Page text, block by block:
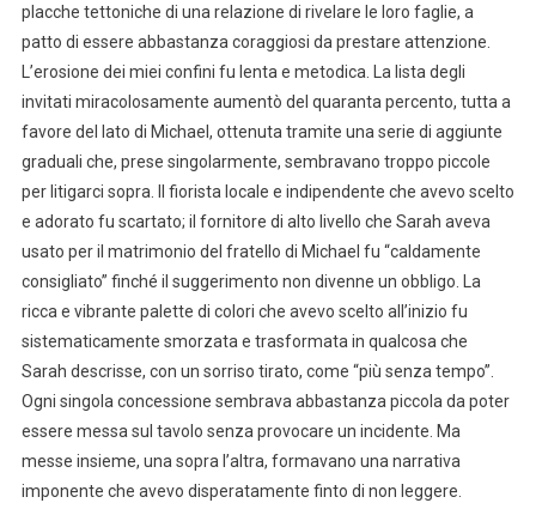
placche tettoniche di una relazione di rivelare le loro faglie, a
patto di essere abbastanza coraggiosi da prestare attenzione.
L’erosione dei miei confini fu lenta e metodica. La lista degli
invitati miracolosamente aumentò del quaranta percento, tutta a
favore del lato di Michael, ottenuta tramite una serie di aggiunte
graduali che, prese singolarmente, sembravano troppo piccole
per litigarci sopra. Il fiorista locale e indipendente che avevo scelto
e adorato fu scartato; il fornitore di alto livello che Sarah aveva
usato per il matrimonio del fratello di Michael fu “caldamente
consigliato” finché il suggerimento non divenne un obbligo. La
ricca e vibrante palette di colori che avevo scelto all’inizio fu
sistematicamente smorzata e trasformata in qualcosa che
Sarah descrisse, con un sorriso tirato, come “più senza tempo”.
Ogni singola concessione sembrava abbastanza piccola da poter
essere messa sul tavolo senza provocare un incidente. Ma
messe insieme, una sopra l’altra, formavano una narrativa
imponente che avevo disperatamente finto di non leggere.